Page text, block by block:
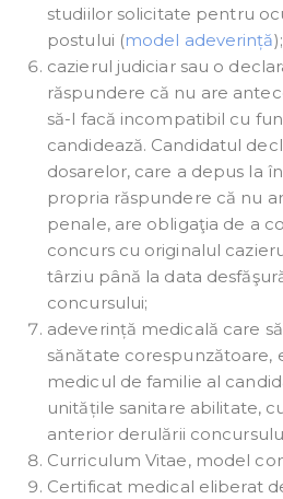
studiilor solicitate pentru
postului (model adeverință);
cazierul judiciar sau o
răspundere că nu are
să-l facă incompatibil cu
candidează. Candidatul
dosarelor, care a depus la
propria răspundere că nu
penale, are obligaţia de a
concurs cu originalul
târziu până la data
concursului;
adeverință medicală care
sănătate corespunzătoare,
medicul de familie al
unitățile sanitare abilitate,
anterior derulării
Curriculum Vitae, model
Certificat medical eliberat